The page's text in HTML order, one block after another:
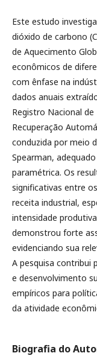
Este estudo
dióxido de carbono
de Aquecimento
econômicos de
com ênfase na
dados anuais
Registro Nacional de
Recuperação
conduzida por meio
Spearman,
paramétrica. Os
significativas entre
receita industrial,
intensidade
demonstrou forte
evidenciando sua
A pesquisa contribui
e desenvolvimento
empíricos para
da atividade
Biografia do